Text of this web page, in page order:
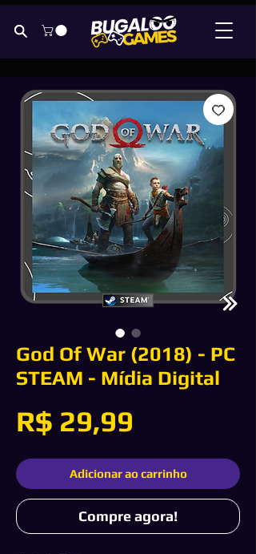
God Of War (2018) - PC
STEAM - Mídia Digital
R$ 29,99
Adicionar ao carrinho
Compre agora!